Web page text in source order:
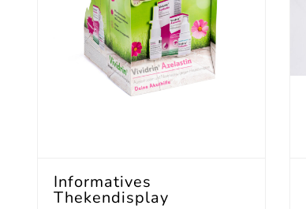
Informatives
Thekendisplay